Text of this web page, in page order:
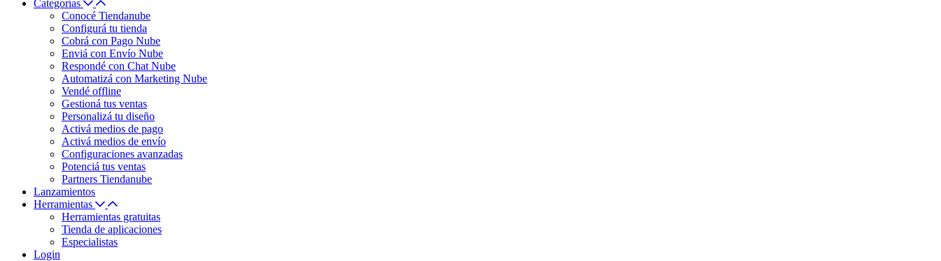
Categorías
Conocé Tiendanube
Configurá tu tienda
Cobrá con Pago Nube
Enviá con Envío Nube
Respondé con Chat Nube
Automatizá con Marketing Nube
Vendé offline
Gestioná tus ventas
Personalizá tu diseño
Activá medios de pago
Activá medios de envío
Configuraciones avanzadas
Potenciá tus ventas
Partners Tiendanube
Lanzamientos
Herramientas
Herramientas gratuitas
Tienda de aplicaciones
Especialistas
Login